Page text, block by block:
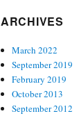
ARCHIVES
March 2022
September 2019
February 2019
October 2013
September 2012